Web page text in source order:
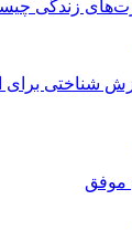
زندگی
شناختی
موفق